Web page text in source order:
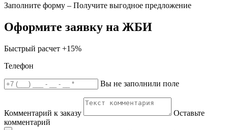
Заполните форму – Получите выгодное предложение
Оформите заявку на ЖБИ
Быстрый расчет +15%
Телефон
Вы не заполнили поле
Комментарий к заказу
Оставьте
комментарий